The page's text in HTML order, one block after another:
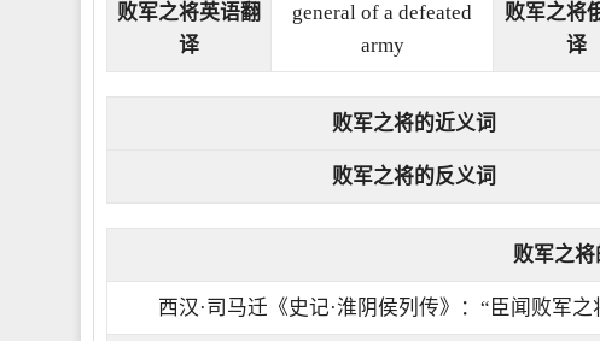
败军之将英语翻
译
general of a defeated
army
败军之将
译
败军之将的近义词
败军之将的反义词
败军之
西汉·司马迁《史记·淮阴侯列传》：“臣闻败军